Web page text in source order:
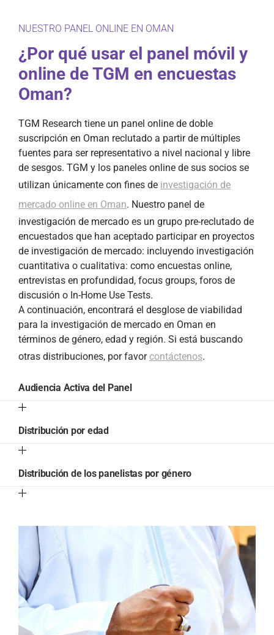
NUESTRO PANEL ONLINE EN OMAN
¿Por qué usar el panel móvil y
online de TGM en encuestas
Oman?
TGM Research tiene un panel online de doble
suscripción en Oman reclutado a partir de múltiples
fuentes para ser representativo a nivel nacional y libre
de sesgos. TGM y los paneles online de sus socios se
utilizan únicamente con fines de investigación de
mercado online en Oman. Nuestro panel de
investigación de mercado es un grupo pre-reclutado de
encuestados que han aceptado participar en proyectos
de investigación de mercado: incluyendo investigación
cuantitativa o cualitativa: como encuestas online,
entrevistas en profundidad, focus groups, foros de
discusión o In-Home Use Tests.
A continuación, encontrará el desglose de viabilidad
para la investigación de mercado en Oman en
términos de género, edad y región. Si está buscando
otras distribuciones, por favorcontáctenos.
Audiencia Activa del Panel
Distribución por edad
Distribución de los panelistas por género